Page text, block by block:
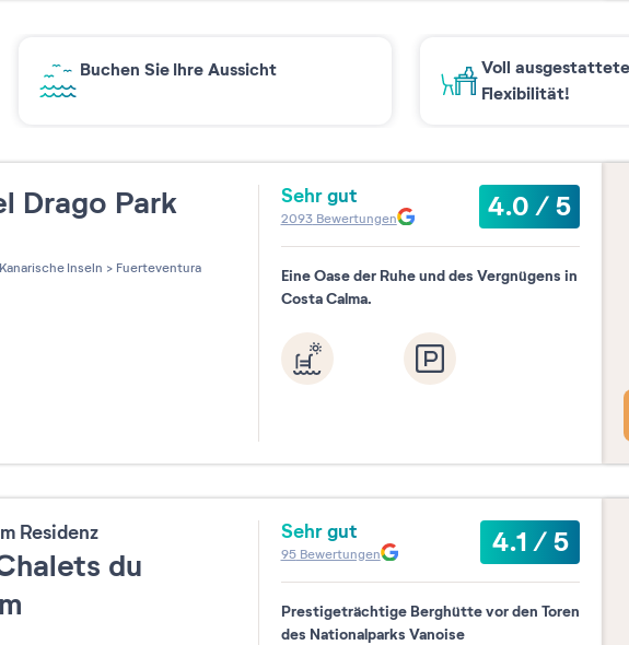
Buchen Sie Ihre Aussicht
Voll
Flexibilität!
Drago Park
sur 5
Kanarische Inseln > Fuerteventura
Sehr gut 4.0/5
2093Bewertungen
Eine Oase der Ruhe und des Vergnügens in
Costa Calma.
Residenz
du
Sehr gut 4.1/5
95Bewertungen
Prestigeträchtige Berghütte vor den Toren
des Nationalparks Vanoise